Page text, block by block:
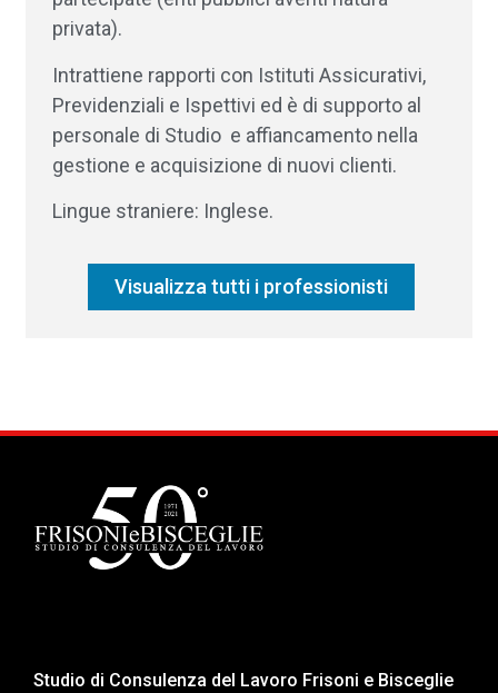
privata).
Intrattiene rapporti con Istituti Assicurativi,
Previdenziali e Ispettivi ed è di supporto al
personale di Studio e affiancamento nella
gestione e acquisizione di nuovi clienti.
Lingue straniere: Inglese.
Visualizza tutti i professionisti
Studio di Consulenza del Lavoro Frisoni e Bisceglie